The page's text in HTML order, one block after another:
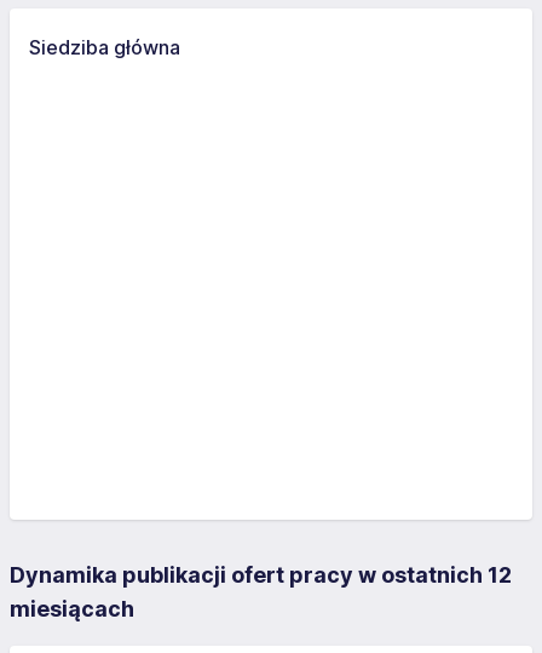
Siedziba główna
Dynamika publikacji ofert pracy w ostatnich 12
miesiącach